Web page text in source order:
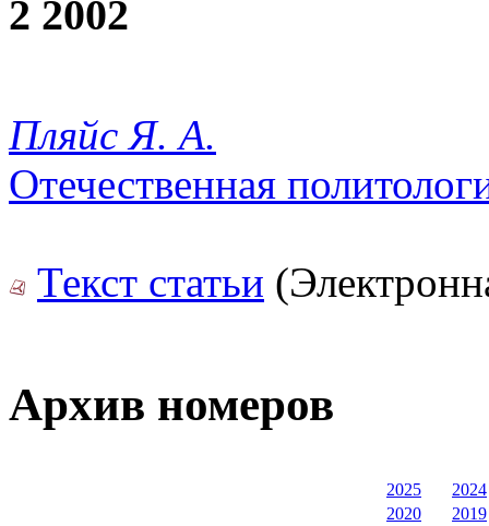
2 2002
Пляйс Я. А.
Отечественная
Текст статьи
Архив номеров
2025
2024
2020
2019